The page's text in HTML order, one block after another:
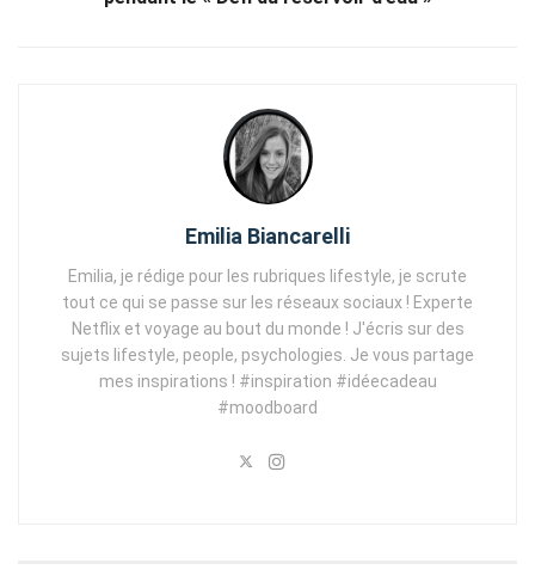
Emilia Biancarelli
Emilia, je rédige pour les rubriques lifestyle, je scrute
tout ce qui se passe sur les réseaux sociaux ! Experte
Netflix et voyage au bout du monde ! J'écris sur des
sujets lifestyle, people, psychologies. Je vous partage
mes inspirations ! #inspiration #idéecadeau
#moodboard